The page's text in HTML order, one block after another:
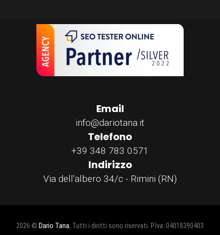
Email
info@dariotana.it
Telefono
+39 348 783 0571
Indirizzo
Via dell'albero 34/c - Rimini (RN)
2026 © Dario Tana, Tutti i diritti sono riservati. P.Iva: 04018390403